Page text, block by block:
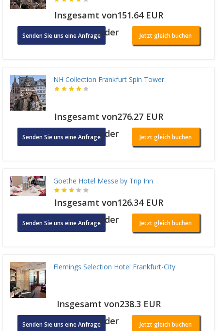
Insgesamt von151.64 EUR
Senden Sie uns eine Anfrageoder Jetzt gleich buchen
NH Collection Frankfurt Spin Tower
Insgesamt von276.27 EUR
Senden Sie uns eine Anfrageoder Jetzt gleich buchen
Goethe Hotel Messe by Trip Inn
Insgesamt von126.34 EUR
Senden Sie uns eine Anfrageoder Jetzt gleich buchen
Flemings Selection Hotel Frankfurt-City
Insgesamt von238.3 EUR
Senden Sie uns eine Anfrageoder Jetzt gleich buchen